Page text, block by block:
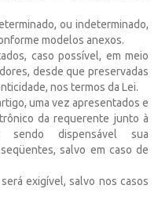
ou indeterminado,
modelos anexos.
caso possível, em meio
desde que preservadas
nos termos da Lei.
uma vez apresentados e
da requerente junto à
sendo dispensável sua
salvo em caso de
exigível, salvo nos casos